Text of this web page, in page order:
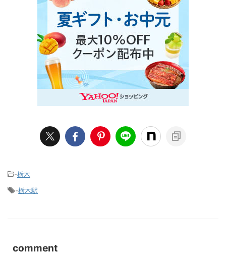
-栃木
-栃木駅
comment